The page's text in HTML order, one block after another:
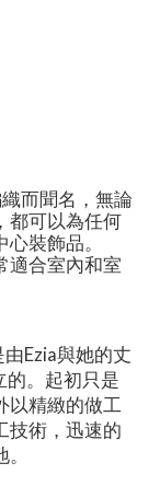
而聞名，無論
都可以為任何
裝飾品。
適合室內和室
由Ezia與她的丈
。起初只是
以精緻的做工
技術，迅速的